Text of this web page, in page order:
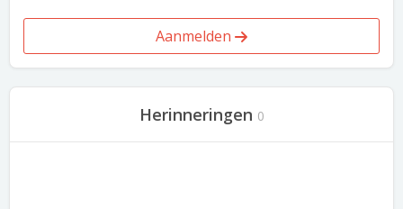
Aanmelden
Herinneringen 0